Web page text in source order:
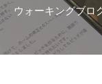
ウォーキングブロ